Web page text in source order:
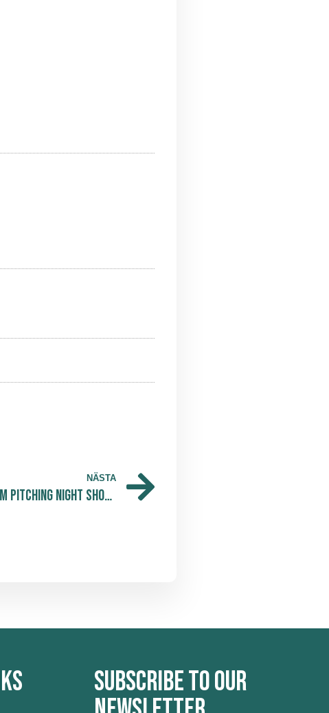
NÄSTA
Founders Live’s Stockholm Pitching Night Showcases Innovative Startups
Subscribe to our